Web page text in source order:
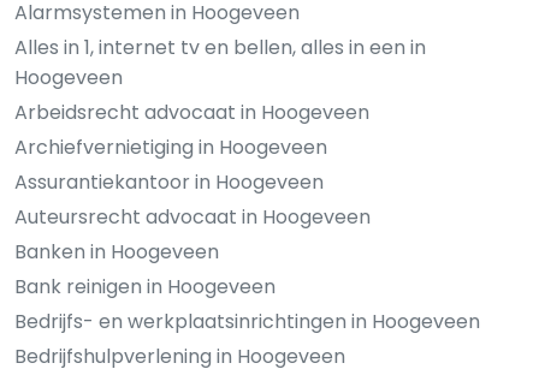
Alarmsystemen in Hoogeveen
Alles in 1, internet tv en bellen, alles in een in
Hoogeveen
Arbeidsrecht advocaat in Hoogeveen
Archiefvernietiging in Hoogeveen
Assurantiekantoor in Hoogeveen
Auteursrecht advocaat in Hoogeveen
Banken in Hoogeveen
Bank reinigen in Hoogeveen
Bedrijfs- en werkplaatsinrichtingen in Hoogeveen
Bedrijfshulpverlening in Hoogeveen